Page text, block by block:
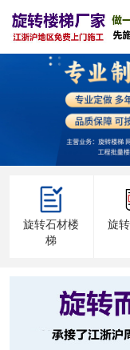
旋转石材楼
梯
旋